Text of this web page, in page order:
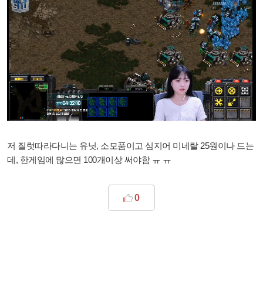
저 질럿따라다니는 유닛, 소모품이고 심지어 미네랄 25원이나 드는
데, 한게임에 많으면 100개이상 써야함 ㅠ ㅠ
0